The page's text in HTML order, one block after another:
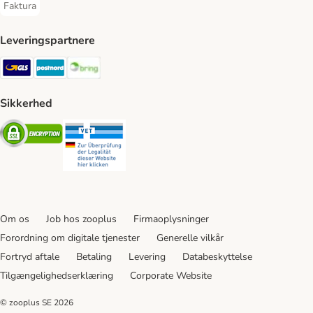
Faktura
Faktura Payment Method
Leveringspartnere
GLS Shipping Method
Postnord Shipping Method
Sikkerhed
Security
Om os Job hos zooplus
Firmaoplysninger
Forordning om digitale tjenester
Generelle vilkår
Fortryd aftale
Betaling Levering
Databeskyttelse
Tilgængelighedserklæring
Corporate Website
© zooplus SE 2026